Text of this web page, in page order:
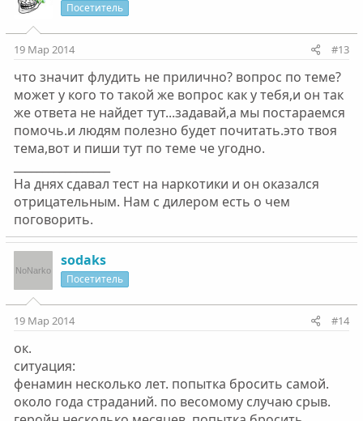
Посетитель
19 Мар 2014 #13
что значит флудить не прилично? вопрос по теме?
может у кого то такой же вопрос как у тебя,и он так
же ответа не найдет тут...задавай,а мы постараемся
помочь.и людям полезно будет почитать.это твоя
тема,вот и пиши тут по теме че угодно.
На днях сдавал тест на наркотики и он оказался
отрицательным. Нам с дилером есть о чем
поговорить.
sodaks
Посетитель
19 Мар 2014 #14
ок.
ситуация:
фенамин несколько лет. попытка бросить самой.
около года страданий. по весомому случаю срыв.